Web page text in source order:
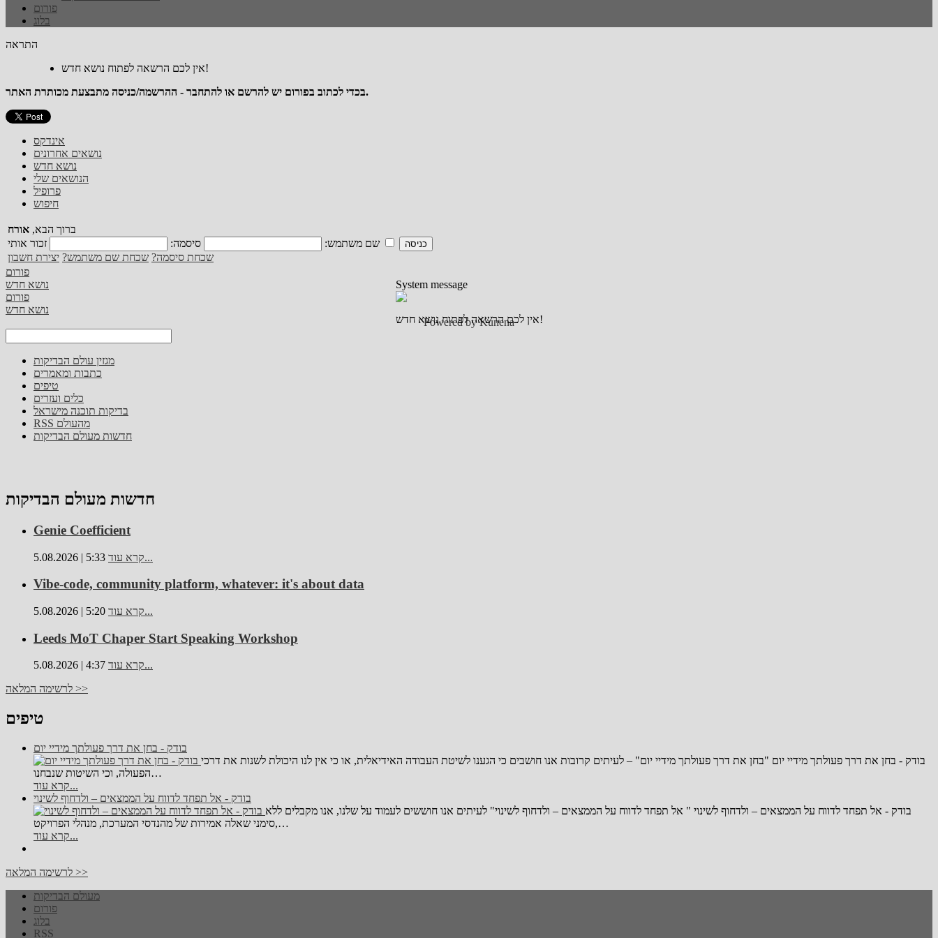
פורום
בלוג
התראה
אין לכם הרשאה לפתוח נושא חדש!
בכדי לכתוב בפורום יש להרשם או להתחבר - ההרשמה/כניסה מתבצעת מכותרת האתר.
אינדקס
נושאים אחרונים
נושא חדש
הנושאים שלי
פרופיל
חיפוש
ברוך הבא, אורח
שם משתמש:
סיסמה:
שכחת סיסמה? שכחת שם משתמש? יצירת חשבון
פורום
נושא חדש
פורום
נושא חדש
Powered by Kunena
מגזין עולם הבדיקות
כתבות ומאמרים
טיפים
כלים ועזרים
בדיקות תוכנה מישראל
RSS מהעולם
חדשות מעולם הבדיקות
חדשות מעולם הבדיקות
Genie Coefficient
5.08.2026 | 5:33 קרא עוד...
Vibe-code, community platform, whatever: it's about data
5.08.2026 | 5:20 קרא עוד...
Leeds MoT Chaper Start Speaking Workshop
5.08.2026 | 4:37
קרא עוד...
לרשימה המלאה >>
טיפים
בודק - בחן את דרך פעולתך מידיי יום
בודק - בחן את דרך פעולתך מידיי יום "בחן את דרך פעולתך מידיי יום" – לעיתים קרובות אנו חושבים כי הגענו לשיטת העבודה האידיאלית, או כי אין לנו היכולת לשנות את דרכי
הפעולה, וכי השיטות שנבחנו…
קרא עוד...
בודק - אל תפחד לדווח על הממצאים – ולדחוף לשינוי
בודק - אל תפחד לדווח על הממצאים – ולדחוף לשינוי " אל תפחד לדווח על הממצאים – ולדחוף לשינוי" לעיתים אנו חוששים לעמוד על שלנו, אנו מקבלים ללא
סימני שאלה אמירות של מהנדסי המערכת, מנהלי הפרויקט,…
קרא עוד...
לרשימה המלאה >>
מעולם הבדיקות
פורום
בלוג
RSS
System message
אין לכם הרשאה לפתוח נושא חדש!